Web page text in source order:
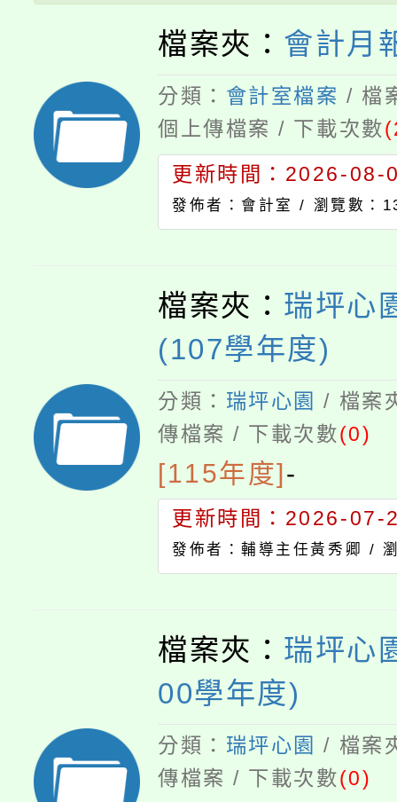
檔案夾： 會計月
分類： 會計室檔案 / 檔
個上傳檔案 / 下載次數
更新時間：2026-08-
發佈者：會計室 / 瀏覽數：
檔案夾： 瑞坪心
(107學年度)
分類： 瑞坪心園 / 檔案
傳檔案 / 下載次數(0)
[115年度]-
更新時間：2026-07-
發佈者：輔導主任黃秀卿 /
檔案夾： 瑞坪心
00學年度)
分類： 瑞坪心園 / 檔案
傳檔案 / 下載次數(0)